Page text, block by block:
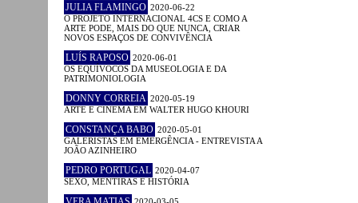
JULIA FLAMINGO 2020-06-22
O PROJETO INTERNACIONAL 4CS E COMO A
ARTE PODE, MAIS DO QUE NUNCA, CRIAR
NOVOS ESPAÇOS DE CONVIVÊNCIA
LUÍS RAPOSO 2020-06-01
OS EQUÍVOCOS DA MUSEOLOGIA E DA
PATRIMONIOLOGIA
DONNY CORREIA 2020-05-19
ARTE E CINEMA EM WALTER HUGO KHOURI
CONSTANÇA BABO 2020-05-01
GALERISTAS EM EMERGÊNCIA - ENTREVISTA A
JOÃO AZINHEIRO
PEDRO PORTUGAL 2020-04-07
SEXO, MENTIRAS E HISTÓRIA